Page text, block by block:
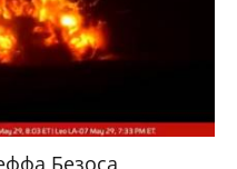
Безоса